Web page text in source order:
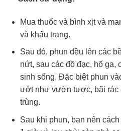
Mua thuốc và bình xịt và
và khẩu trang.
Sau đó, phun đều lên các
nứt, sau các đồ đạc, hố ga,
sinh sống. Đặc biệt phun
ướt như vườn tược, bãi rác
trùng.
Sau khi phun, bạn nên